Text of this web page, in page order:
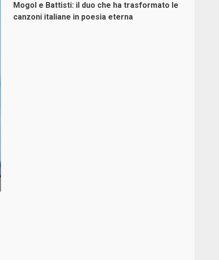
Mogol e Battisti: il duo che ha trasformato le
canzoni italiane in poesia eterna